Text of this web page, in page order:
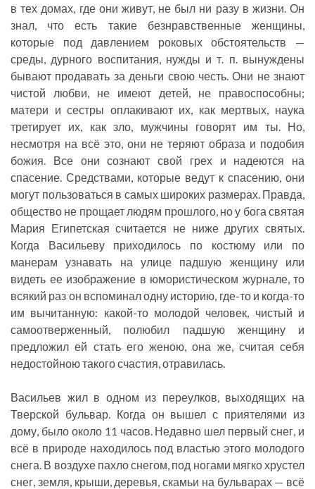
в тех домах, где они живут, не был ни разу в жизни. Он
знал, что есть такие безнравственные женщины,
которые под давлением роковых обстоятельств —
среды, дурного воспитания, нужды и т. п. вынуждены
бывают продавать за деньги свою честь. Они не знают
чистой любви, не имеют детей, не правоспособны;
матери и сестры оплакивают их, как мертвых, наука
третирует их, как зло, мужчины говорят им ты. Но,
несмотря на всё это, они не теряют образа и подобия
божия. Все они сознают свой грех и надеются на
спасение. Средствами, которые ведут к спасению, они
могут пользоваться в самых широких размерах. Правда,
общество не прощает людям прошлого, но у бога святая
Мария Египетская считается не ниже других святых.
Когда Васильеву приходилось по костюму или по
манерам узнавать на улице падшую женщину или
видеть ее изображение в юмористическом журнале, то
всякий раз он вспоминал одну историю, где-то и когда-то
им вычитанную: какой-то молодой человек, чистый и
самоотверженный, полюбил падшую женщину и
предложил ей стать его женою, она же, считая себя
недостойною такого счастия, отравилась.
Васильев жил в одном из переулков, выходящих на
Тверской бульвар. Когда он вышел с приятелями из
дому, было около 11 часов. Недавно шел первый снег, и
всё в природе находилось под властью этого молодого
снега. В воздухе пахло снегом, под ногами мягко хрустел
снег, земля, крыши, деревья, скамьи на бульварах — всё